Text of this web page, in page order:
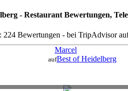
- Restaurant Bewertungen,
224 Bewertungen - bei TripAdvisor
Marcel
aufBest of Heidelberg